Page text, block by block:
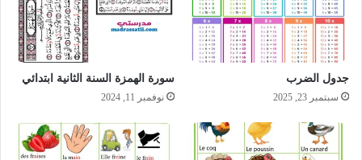
جدول الضرب
سبتمبر 23, 2025
سورة الهمزة السنة الثانية ابتدائي
نوفمبر 11, 2024